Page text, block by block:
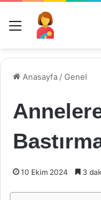
Menü
Anasayfa /Genel
10 Ekim 2024 3